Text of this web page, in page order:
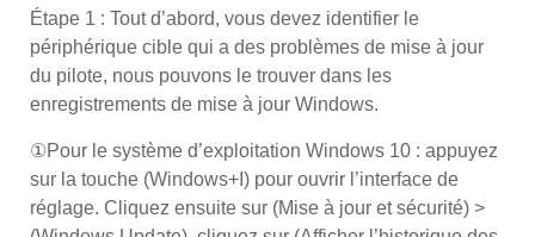
Étape 1 : Tout d’abord, vous devez identifier le
périphérique cible qui a des problèmes de mise à jour
du pilote, nous pouvons le trouver dans les
enregistrements de mise à jour Windows.
①Pour le système d’exploitation Windows 10 : appuyez
sur la touche (Windows+I) pour ouvrir l’interface de
réglage. Cliquez ensuite sur (Mise à jour et sécurité) >